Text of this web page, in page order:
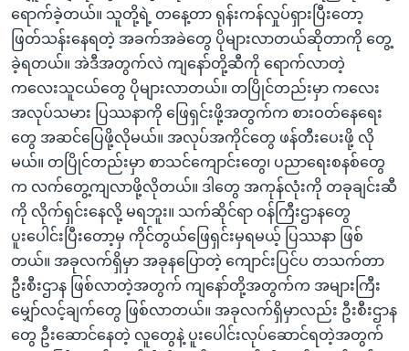
ရောက်ခဲ့တယ်။ သူတို့ရဲ့ တနေ့တာ ရုန်းကန်လှုပ်ရှားပြီးတော့
ဖြတ်သန်းနေရတဲ့ အခက်အခဲတွေ ပိုများလာတယ်ဆိုတာကို တွေ့
ခဲ့ရတယ်။ အဲဒီအတွက်လဲ ကျနော်တို့ဆီကို ရောက်လာတဲ့
ကလေးသူငယ်တွေ ပိုများလာတယ်။ တပြိုင်တည်းမှာ ကလေး
အလုပ်သမား ပြဿနာကို ဖြေရှင်းဖို့အတွက်က စားဝတ်နေရေး
တွေ အဆင်ပြေဖို့လိုမယ်။ အလုပ်အကိုင်တွေ ဖန်တီးပေးဖို့ လို
မယ်။ တပြိုင်တည်းမှာ စာသင်ကျောင်းတွေ၊ ပညာရေးစနစ်တွေ
က လက်တွေ့ကျလာဖို့လိုတယ်။ ဒါတွေ အကုန်လုံးကို တခုချင်းဆီ
ကို လိုက်ရှင်းနေလို့ မရဘူး။ သက်ဆိုင်ရာ ဝန်ကြီးဌာနတွေ
ပူးပေါင်းပြီးတော့မှ ကိုင်တွယ်ဖြေရှင်းမှရမယ့် ပြဿနာ ဖြစ်
တယ်။ အခုလက်ရှိမှာ အခုနပြောတဲ့ ကျောင်းပြင်ပ တသက်တာ
ဦးစီးဌာန ဖြစ်လာတဲ့အတွက် ကျနော်တို့အတွက်က အများကြီး
မျှော်လင့်ချက်တွေ ဖြစ်လာတယ်။ အခုလက်ရှိမှာလည်း ဦးစီးဌာန
တွေ ဦးဆောင်နေတဲ့ လူတွေနဲ့ ပူးပေါင်းလုပ်ဆောင်ရတဲ့အတွက်